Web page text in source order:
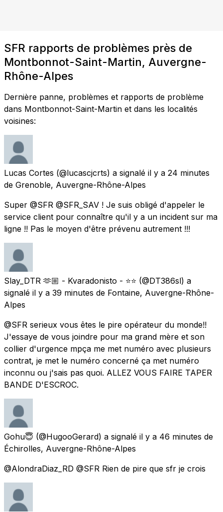
SFR rapports de problèmes près de
Montbonnot-Saint-Martin, Auvergne-
Rhône-Alpes
Dernière panne, problèmes et rapports de problème
dans Montbonnot-Saint-Martin et dans les localités
voisines:
Lucas Cortes (@lucascjcrts) a signalé il y a 24 minutes
de Grenoble, Auvergne-Rhône-Alpes
Super @SFR @SFR_SAV ! Je suis obligé d'appeler le
service client pour connaître qu'il y a un incident sur ma
ligne !! Pas le moyen d'être prévenu autrement !!!
Slay_DTR 🫶🏼 - Kvaradonisto - ⭐⭐ (@DT386sl) a
signalé il y a 39 minutes de Fontaine, Auvergne-Rhône-
Alpes
@SFR serieux vous êtes le pire opérateur du monde!!
J'essaye de vous joindre pour ma grand mère et son
collier d'urgence mpça me met numéro avec plusieurs
contrat, je met le numéro concerné ça met numéro
inconnu ou j'sais pas quoi. ALLEZ VOUS FAIRE TAPER
BANDE D'ESCROC.
Gohu😇 (@HugooGerard) a signalé il y a 46 minutes de
Échirolles, Auvergne-Rhône-Alpes
@AlondraDiaz_RD @SFR Rien de pire que sfr je crois